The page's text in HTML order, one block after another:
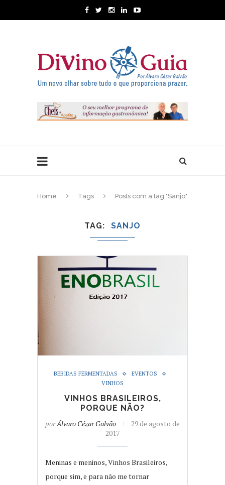
Home Tags Posts com a tag "Sanjo"
TAG SANJO
BEBIDAS FERMENTADAS
EVENTOS
VINHOS
VINHOS BRASILEIROS,
PORQUE NÃO?
porÁlvaro Cézar Galvão
29 de agosto de
2017
Meninas e meninos, Vinhos Brasileiros,
porque sim, e para não me tornar